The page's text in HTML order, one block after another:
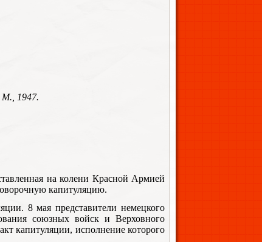
М., 1947.
на колени Красной Армией
капитуляцию.
8 мая представители немецкого
союзных войск и Верховного
капитуляции, исполнение которого